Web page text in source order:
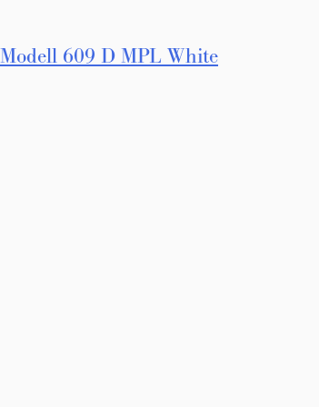
Innleggsnavigasjon
Modell 609 D MPL White